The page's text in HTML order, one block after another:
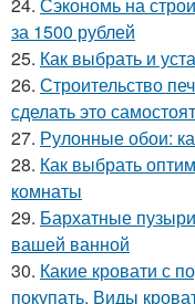
за 1500 рублей
25. Как выбрать и
26. Строительство
сделать это
27. Рулонные обои:
28. Как выбрать
комнаты
29. Бархатные
вашей ванной
30. Какие кровати с
покупать. Виды